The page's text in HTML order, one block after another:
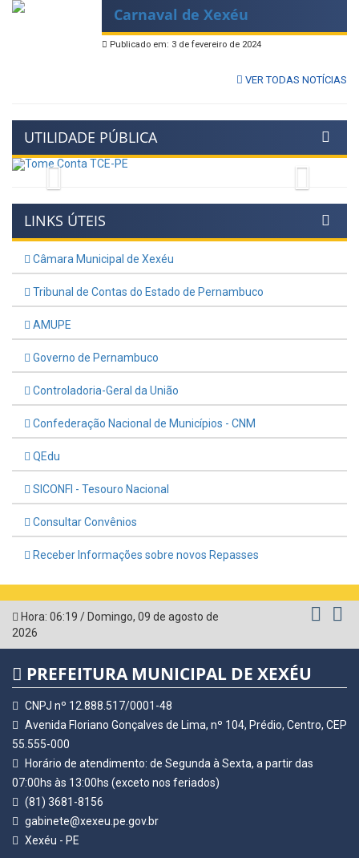
Carnaval de Xexéu
Publicado em: 3 de fevereiro de 2024
VER TODAS NOTÍCIAS
UTILIDADE PÚBLICA
Previous
LINKS ÚTEIS
Câmara Municipal de Xexéu
Tribunal de Contas do Estado de Pernambuco
AMUPE
Governo de Pernambuco
Controladoria-Geral da União
Confederação Nacional de Municípios - CNM
QEdu
SICONFI - Tesouro Nacional
Consultar Convênios
Receber Informações sobre novos Repasses
Hora: 06:19 / Domingo, 09 de agosto de
2026
PREFEITURA MUNICIPAL DE XEXÉU
CNPJ nº 12.888.517/0001-48
Avenida Floriano Gonçalves de Lima, nº 104, Prédio, Centro, CEP
55.555-000
Horário de atendimento: de Segunda à Sexta, a partir das
07:00hs às 13:00hs (exceto nos feriados)
(81) 3681-8156
gabinete@xexeu.pe.gov.br
Xexéu - PE